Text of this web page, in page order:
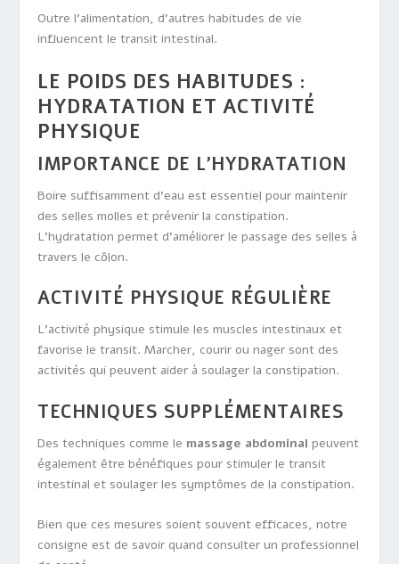
Outre l’alimentation, d’autres habitudes de vie
influencent le transit intestinal.
LE POIDS DES HABITUDES :
HYDRATATION ET ACTIVITÉ
PHYSIQUE
IMPORTANCE DE L’HYDRATATION
Boire suffisamment d’eau est essentiel pour maintenir
des selles molles et prévenir la constipation.
L’hydratation permet d’améliorer le passage des selles à
travers le côlon.
ACTIVITÉ PHYSIQUE RÉGULIÈRE
L’activité physique stimule les muscles intestinaux et
favorise le transit. Marcher, courir ou nager sont des
activités qui peuvent aider à soulager la constipation.
TECHNIQUES SUPPLÉMENTAIRES
Des techniques comme le massage abdominal peuvent
également être bénéfiques pour stimuler le transit
intestinal et soulager les symptômes de la constipation.
Bien que ces mesures soient souvent efficaces, notre
consigne est de savoir quand consulter un professionnel